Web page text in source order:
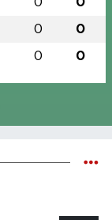
0 0
0 0